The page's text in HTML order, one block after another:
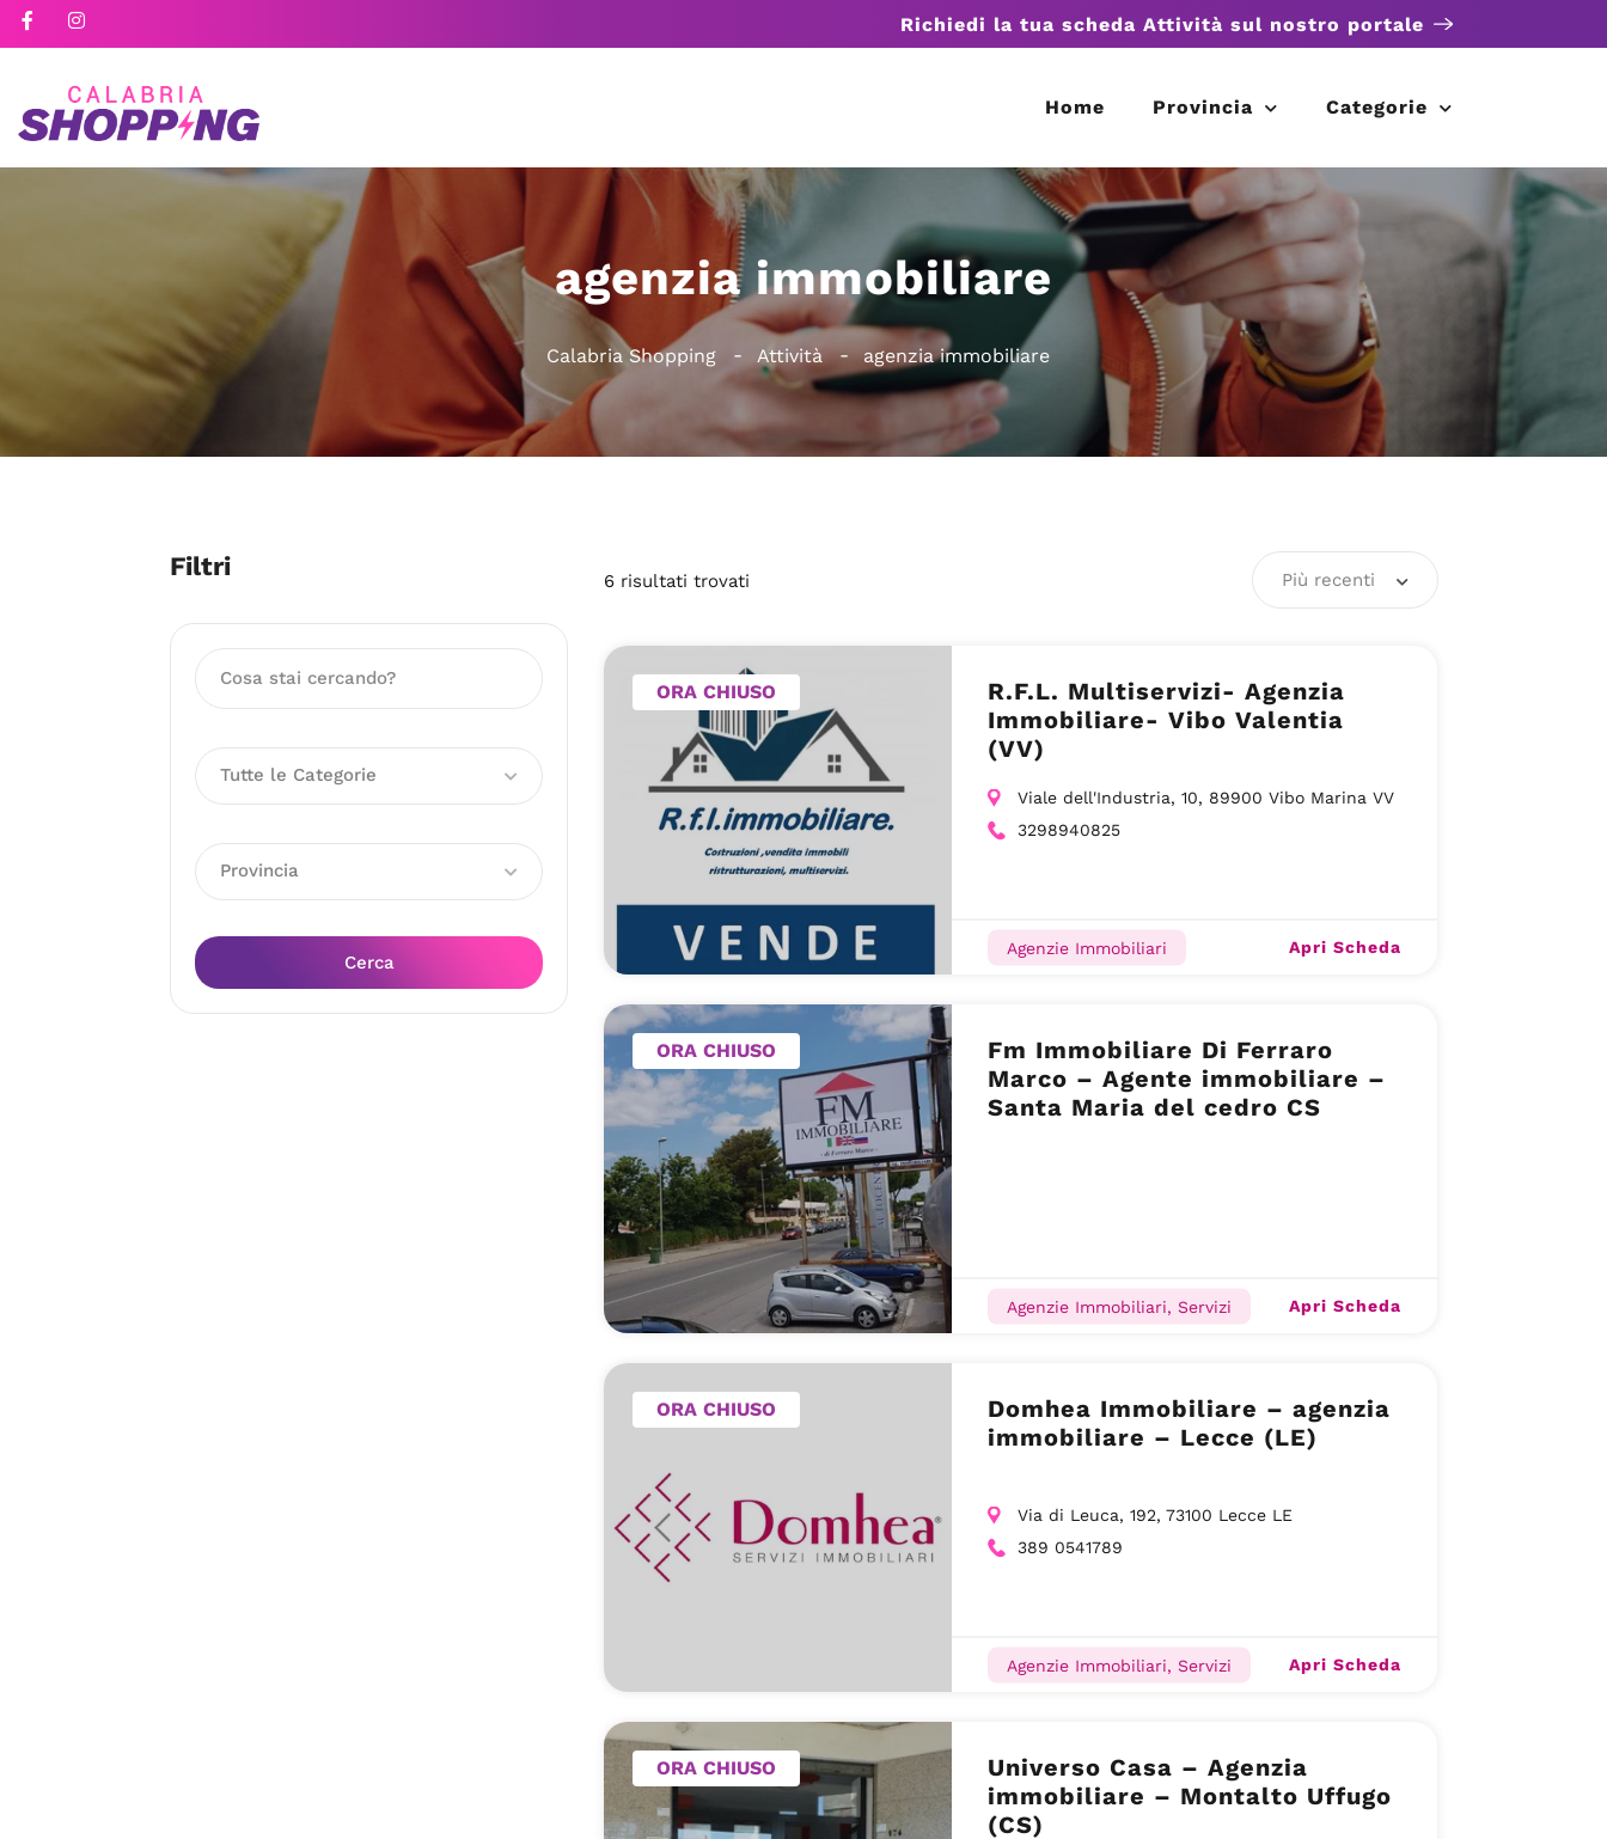
Richiedi la tua scheda Attività sul nostro portale
Home Provincia Categorie
agenzia immobiliare
Calabria Shopping Attività agenzia immobiliare
Filtri
Tutte le Categorie
Provincia
Cerca
6 risultati trovati Più recenti
ORA CHIUSO
R.F.L. Multiservizi- Agenzia
Immobiliare- Vibo Valentia
(VV)
Viale dell'Industria, 10, 89900 Vibo Marina VV
3298940825
Agenzie Immobiliari Apri Scheda
ORA CHIUSO
Fm Immobiliare Di Ferraro
Marco – Agente immobiliare –
Santa Maria del cedro CS
Agenzie Immobiliari, Servizi Apri Scheda
ORA CHIUSO
Domhea Immobiliare – agenzia
immobiliare – Lecce (LE)
Via di Leuca, 192, 73100 Lecce LE
389 0541789
Agenzie Immobiliari, Servizi Apri Scheda
ORA CHIUSO
Universo Casa – Agenzia
immobiliare – Montalto Uffugo
(CS)